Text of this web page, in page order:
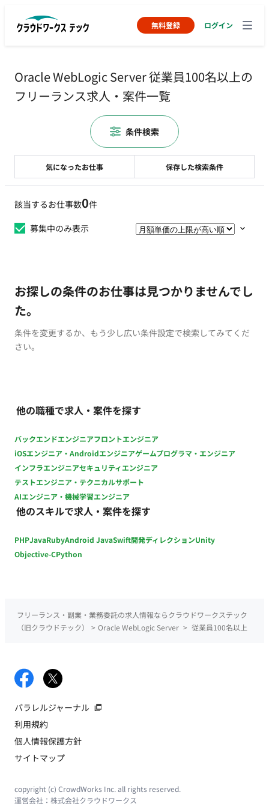
無料登録 ログイン
Oracle WebLogic Server 従業員100名以上の
フリーランス求人・案件一覧
該当するお仕事数0件
募集中のみ表示
お探しの条件のお仕事は見つかりませんでし
た。
条件を変更するか、もう少し広い条件設定で検索してみてくだ
さい。
他の職種で求人・案件を探す
バックエンドエンジニアフロントエンジニア
iOSエンジニア・Androidエンジニアゲームプログラマ・エンジニア
インフラエンジニアセキュリティエンジニア
テストエンジニア・テクニカルサポート
AIエンジニア・機械学習エンジニア
他のスキルで求人・案件を探す
PHPJavaRubyAndroid JavaSwift開発ディレクションUnity
Objective-CPython
気になったお仕事 保存した検索条件
条件検索
フリーランス・副業・業務委託の求人情報ならクラウドワークステック
（旧クラウドテック）
> Oracle WebLogic Server > 従業員100名以上
パラレルジャーナル
利用規約
個人情報保護方針
サイトマップ
copyright (c) CrowdWorks Inc. all rights reserved.
運営会社： 株式会社クラウドワークス